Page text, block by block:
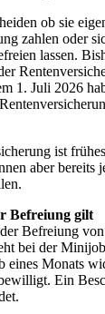
ob sie
zahlen oder
lassen.
1. Juli 2026
ist
aber bereits
Befreiung gilt
Befreiung
bei der
Monats
Ein